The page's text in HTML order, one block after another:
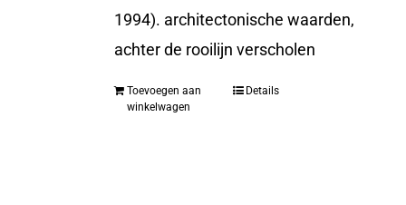
1994). architectonische waarden,
achter de rooilijn verscholen
Toevoegen aan
winkelwagen
Details